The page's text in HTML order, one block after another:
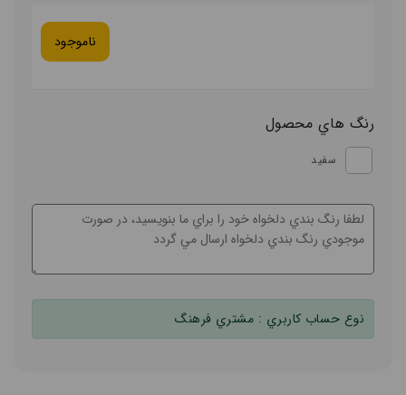
ناموجود
رنگ هاي محصول
سفید
نوع حساب کاربري : مشتري فرهنگ